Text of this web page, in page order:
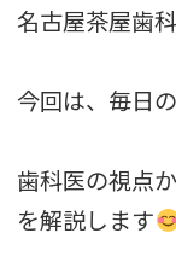
名古屋茶屋歯
今回は、毎日
歯科医の視点
を解説します